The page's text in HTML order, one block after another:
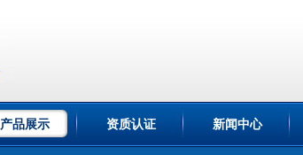
产品展示 资质认证 新闻中心